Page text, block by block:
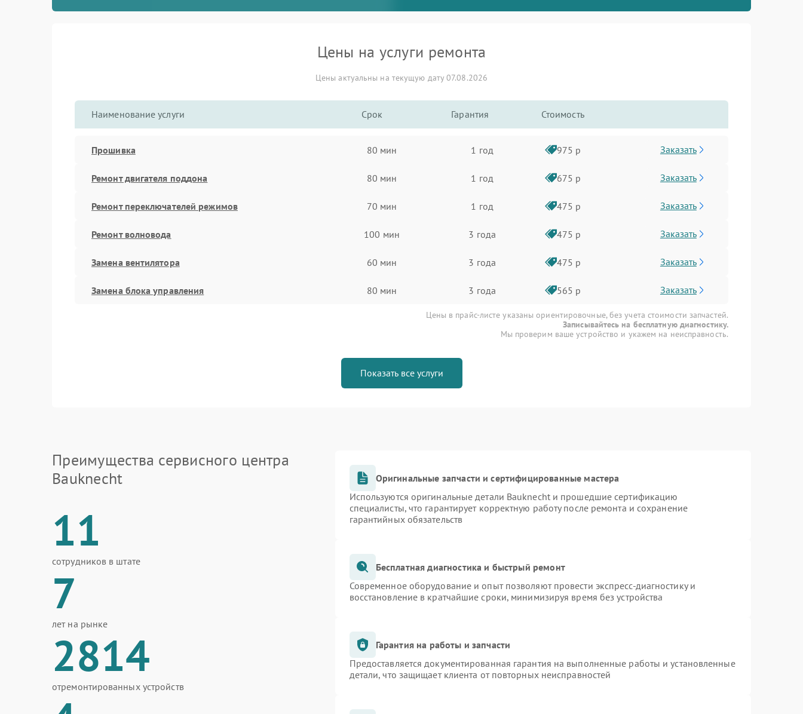
Цены на услуги ремонта
Цены актуальны на текущую дату 07.08.2026
Наименование услуги Срок Гарантия Стоимость
Прошивка 80 мин 1 год 975 р Заказать
Ремонт двигателя поддона 80 мин 1 год 675 р Заказать
Ремонт переключателей режимов 70 мин 1 год 475 р Заказать
Ремонт волновода 100 мин 3 года 475 р Заказать
Замена вентилятора 60 мин 3 года 475 р Заказать
Замена блока управления 80 мин 3 года 565 р Заказать
Цены в прайс-листе указаны ориентировочные, без учета стоимости запчастей.
Записывайтесь на бесплатную диагностику.
Мы проверим ваше устройство и укажем на неисправность.
Показать все услуги
Преимущества сервисного центра
Bauknecht
11
сотрудников в штате
7
лет на рынке
2814
отремонтированных устройств
Оригинальные запчасти и сертифицированные мастера
Используются оригинальные детали Bauknecht и прошедшие сертификацию
специалисты, что гарантирует корректную работу после ремонта и сохранение
гарантийных обязательств
Бесплатная диагностика и быстрый ремонт
Современное оборудование и опыт позволяют провести экспресс-диагностику и
восстановление в кратчайшие сроки, минимизируя время без устройства
Гарантия на работы и запчасти
Предоставляется документированная гарантия на выполненные работы и установленные
детали, что защищает клиента от повторных неисправностей